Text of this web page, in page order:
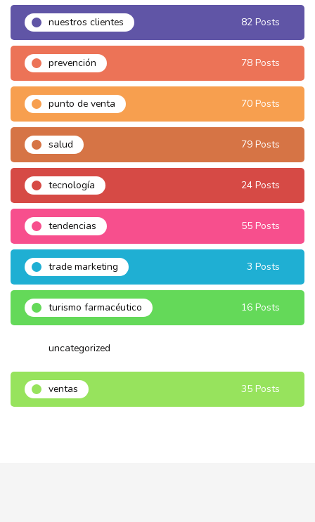
nuestros clientes 82 Posts
prevención 78 Posts
punto de venta 70 Posts
salud 79 Posts
tecnología 24 Posts
tendencias 55 Posts
trade marketing 3 Posts
turismo farmacéutico 16 Posts
uncategorized
ventas 35 Posts